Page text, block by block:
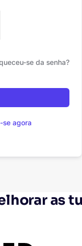
se da senha?
se agora
as